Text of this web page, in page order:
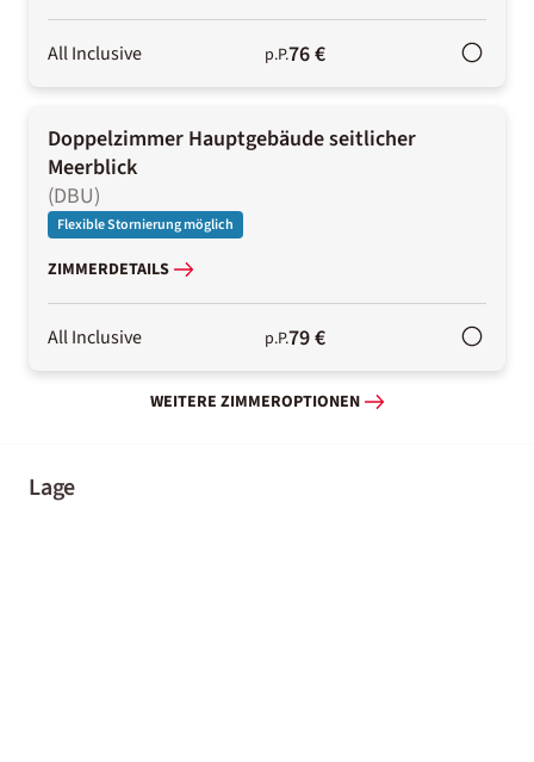
All Inclusive p.P.76 €
Doppelzimmer Hauptgebäude seitlicher
Meerblick
(DBU)
Flexible Stornierung möglich
ZIMMERDETAILS
All Inclusive p.P.79 €
WEITERE ZIMMEROPTIONEN
Lage